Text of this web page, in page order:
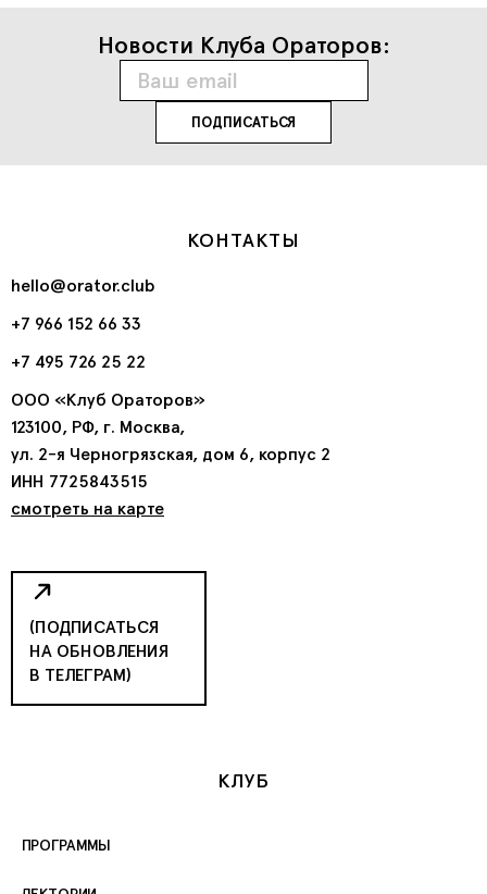
Новости Клуба Ораторов:
КОНТАКТЫ
hello@orator.club
+7 966 152 66 33
+7 495 726 25 22
ООО «Клуб Ораторов»
123100, РФ, г. Москва,
ул. 2-я Черногрязская, дом 6, корпус 2
ИНН 7725843515
смотреть на карте
(ПОДПИСАТЬСЯ
НА ОБНОВЛЕНИЯ
В ТЕЛЕГРАМ)
КЛУБ
ПРОГРАММЫ